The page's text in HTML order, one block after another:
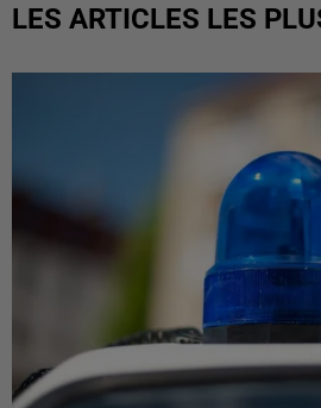
LES ARTICLES LES